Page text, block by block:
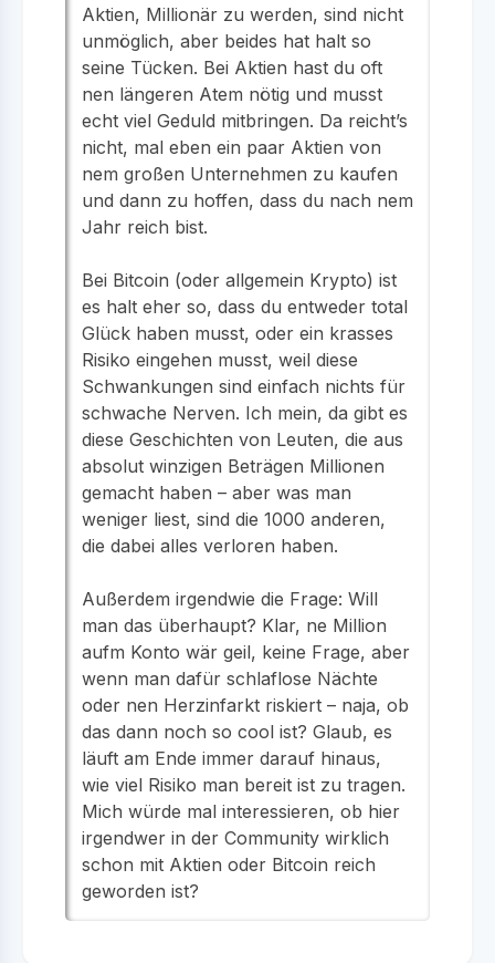
Aktien, Millionär zu werden, sind nicht
unmöglich, aber beides hat halt so
seine Tücken. Bei Aktien hast du oft
nen längeren Atem nötig und musst
echt viel Geduld mitbringen. Da reicht’s
nicht, mal eben ein paar Aktien von
nem großen Unternehmen zu kaufen
und dann zu hoffen, dass du nach nem
Jahr reich bist.
Bei Bitcoin (oder allgemein Krypto) ist
es halt eher so, dass du entweder total
Glück haben musst, oder ein krasses
Risiko eingehen musst, weil diese
Schwankungen sind einfach nichts für
schwache Nerven. Ich mein, da gibt es
diese Geschichten von Leuten, die aus
absolut winzigen Beträgen Millionen
gemacht haben – aber was man
weniger liest, sind die 1000 anderen,
die dabei alles verloren haben.
Außerdem irgendwie die Frage: Will
man das überhaupt? Klar, ne Million
aufm Konto wär geil, keine Frage, aber
wenn man dafür schlaflose Nächte
oder nen Herzinfarkt riskiert – naja, ob
das dann noch so cool ist? Glaub, es
läuft am Ende immer darauf hinaus,
wie viel Risiko man bereit ist zu tragen.
Mich würde mal interessieren, ob hier
irgendwer in der Community wirklich
schon mit Aktien oder Bitcoin reich
geworden ist?